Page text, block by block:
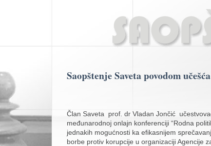
Saopštenje Saveta povodom
Član Saveta prof. dr Vladan Jončić
međunarodnoj onlajn konferenciji “Rodna
jednakih mogućnosti ka efikasnijem
borbe protiv korupcije u organizaciji Agencije